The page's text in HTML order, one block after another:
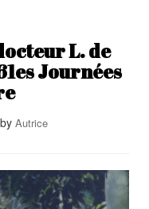
L. de
Journées
by Autrice